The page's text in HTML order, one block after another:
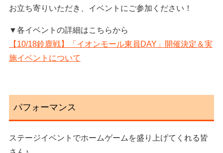
お立ち寄りいただき、イベントにご参加ください！
▼各イベントの詳細はこちらから
【10/18鈴鹿戦】「イオンモール東員DAY」開催決定＆実
施イベントについて
パフォーマンス
ステージイベントでホームゲームを盛り上げてくれる皆